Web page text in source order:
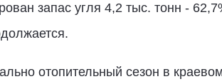
запас угля 4,2 тыс. тонн -
отопительный сезон в краевом